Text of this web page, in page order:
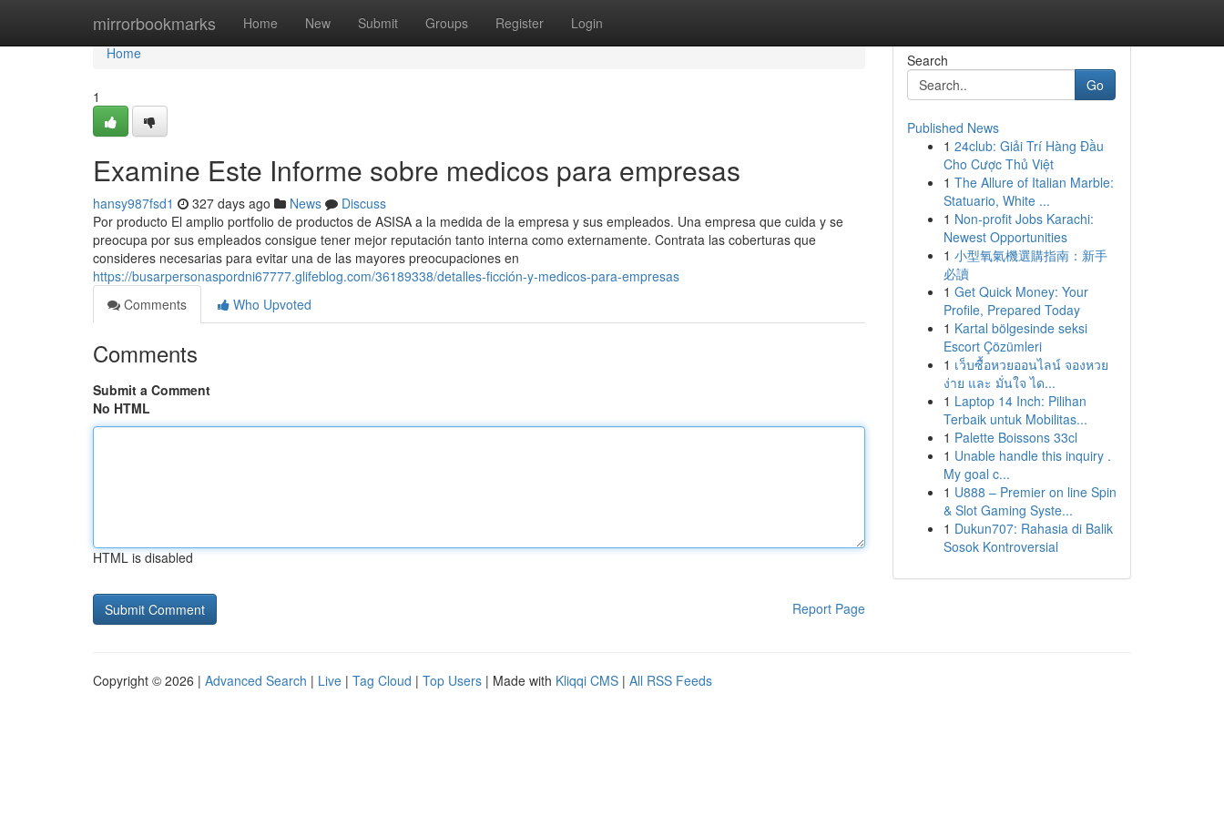
mirrorbookmarks Home New Submit Groups Register Login
Home
Home
1
Examine Este Informe sobre medicos para empresas
hansy987fsd1 327 days ago News
Discuss
Por producto El amplio portfolio de productos de ASISA a la medida de la empresa y sus empleados. Una empresa que cuida y se
preocupa por sus empleados consigue tener mejor reputación tanto interna como externamente. Contrata las coberturas que
consideres necesarias para evitar una de las mayores preocupaciones en
https://busarpersonaspordni67777.glifeblog.com/36189338/detalles-ficción-y-medicos-para-empresas
Comments
Who Upvoted
Comments
Submit a Comment
No HTML
HTML is disabled
Report Page
Search
Go
Published News
1 24club: Giải Trí Hàng Đầu
Cho Cược Thủ Việt
1 The Allure of Italian Marble:
Statuario, White ...
1 Non-profit Jobs Karachi:
Newest Opportunities
1 小型氧氣機選購指南：新手
必讀
1 Get Quick Money: Your
Profile, Prepared Today
1 Kartal bölgesinde seksi
Escort Çözümleri
1 เว็บซื้อหวยออนไลน์ จองหวย
ง่าย และ มั่นใจ ได...
1 Laptop 14 Inch: Pilihan
Terbaik untuk Mobilitas...
1 Palette Boissons 33cl
1 Unable handle this inquiry .
My goal c...
1 U888 – Premier on line Spin
& Slot Gaming Syste...
1 Dukun707: Rahasia di Balik
Sosok Kontroversial
Copyright © 2026 | Advanced Search | Live | Tag Cloud | Top Users | Made with Kliqqi CMS | All RSS Feeds